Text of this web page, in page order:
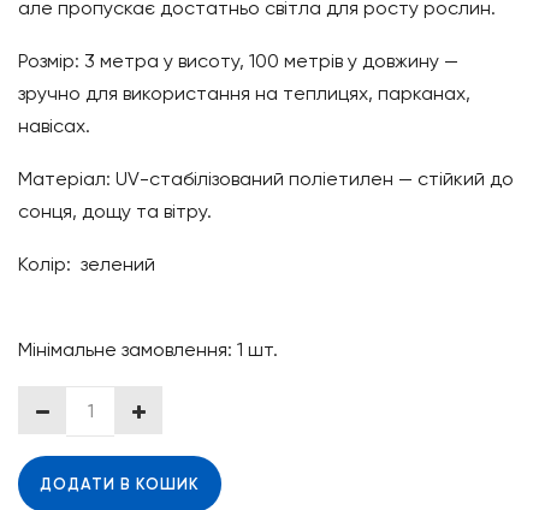
але пропускає достатньо світла для росту рослин.
Розмір: 3 метра у висоту, 100 метрів у довжину —
зручно для використання на теплицях, парканах,
навісах.
Матеріал: UV-стабілізований поліетилен — стійкий до
сонця, дощу та вітру.
Колір: зелений
Мінімальне замовлення: 1 шт.
ДОДАТИ В КОШИК